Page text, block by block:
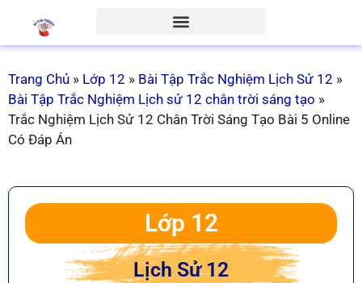
Trang Chủ » Lớp 12 » Bài Tập Trắc Nghiệm Lịch Sử 12 »
Bài Tập Trắc Nghiệm Lịch sử 12 chân trời sáng tạo »
Trắc Nghiệm Lịch Sử 12 Chân Trời Sáng Tạo Bài 5 Online
Có Đáp Án
Lớp 12
Lịch Sử 12